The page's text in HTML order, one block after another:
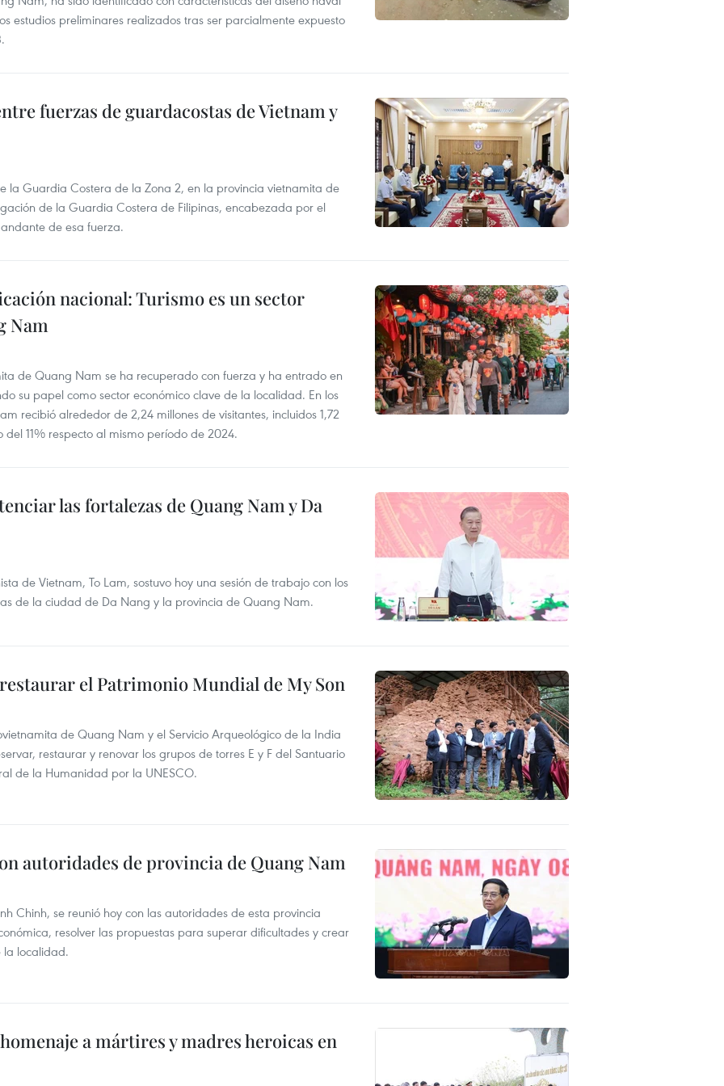
estudios preliminares realizados tras ser parcialmente expuesto
fuerzas de guardacostas de Vietnam y
la Guardia Costera de la Zona 2, en la provincia vietnamita de
de la Guardia Costera de Filipinas, encabezada por el
de esa fuerza.
nacional: Turismo es un sector
Nam
de Quang Nam se ha recuperado con fuerza y ha entrado en
su papel como sector económico clave de la localidad. En los
recibió alrededor de 2,24 millones de visitantes, incluidos 1,72
11% respecto al mismo período de 2024.
las fortalezas de Quang Nam y Da
de Vietnam, To Lam, sostuvo hoy una sesión de trabajo con los
de la ciudad de Da Nang y la provincia de Quang Nam.
el Patrimonio Mundial de My Son
de Quang Nam y el Servicio Arqueológico de la India
restaurar y renovar los grupos de torres E y F del Santuario
de la Humanidad por la UNESCO.
autoridades de provincia de Quang Nam
Chinh, se reunió hoy con las autoridades de esta provincia
resolver las propuestas para superar dificultades y crear
la localidad.
a mártires y madres heroicas en